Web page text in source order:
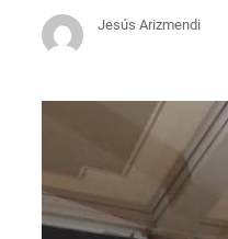
Jesús Arizmendi